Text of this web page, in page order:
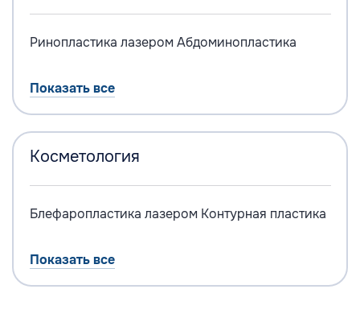
Ринопластика лазером Абдоминопластика
Показать все
Косметология
Блефаропластика лазером Контурная пластика
Показать все